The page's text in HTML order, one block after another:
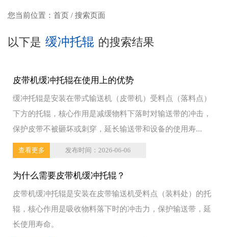
您当前位置： 首页 / 搜索页面
以下是 缓冲托辊 的搜索结果
皮带机缓冲托辊在使用上的优势
缓冲托辊是安装在带式输送机（皮带机）受料点（落料点）
下方的托辊，核心作用是减缓物料下落时对输送带的冲击，
保护皮带不被砸坏或刺穿，延长输送带和设备的使用寿...
查看更多 发布时间：2026-06-06
为什么需要皮带机缓冲托辊？
皮带机缓冲托辊是安装在皮带输送机受料点（装料处）的托
辊，核心作用是吸收物料落下时的冲击力，保护输送带，延
长使用寿命。